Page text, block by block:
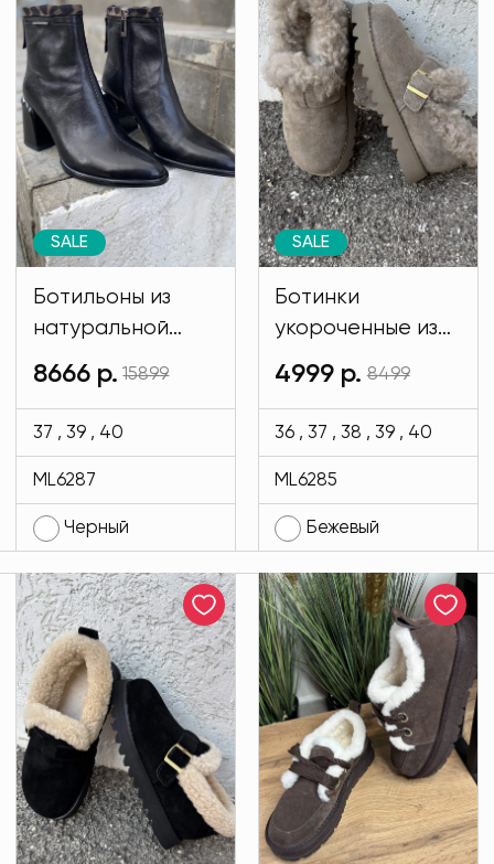
Ботильоны из
натуральной
кожи Regina
Bottini черного
цвета MODLAV
ML6287-13
SALE
8666 р. 15899
37 , 39 , 40
ML6287
Черный
Ботинки
укороченные из
натуральной
замши бежевого
цвета MODLAV
ML6285-4
SALE
4999 р. 8499
36 , 37 , 38 , 39 , 40
ML6285
Бежевый